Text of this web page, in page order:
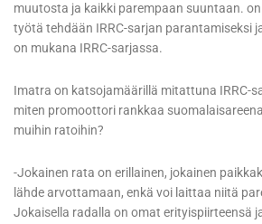
muutosta ja kaikki parempaan suuntaan.
työtä tehdään IRRC-sarjan parantamiseksi
on mukana IRRC-sarjassa.
Imatra on katsojamäärillä mitattuna IRRC-
miten promoottori rankkaa
muihin ratoihin?
-Jokainen rata on erillainen, jokainen
lähde arvottamaan, enkä voi laittaa niitä
Jokaisella radalla on omat erityispiirteensä